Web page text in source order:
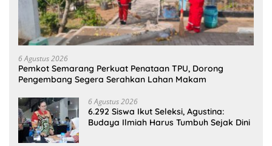
6 Agustus 2026
Pemkot Semarang Perkuat Penataan TPU, Dorong
Pengembang Segera Serahkan Lahan Makam
6 Agustus 2026
6.292 Siswa Ikut Seleksi, Agustina:
Budaya Ilmiah Harus Tumbuh Sejak Dini